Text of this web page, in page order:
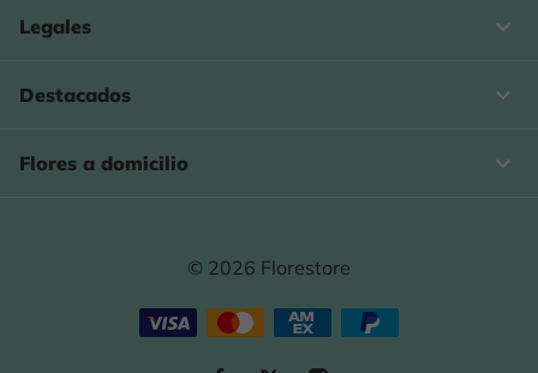
Legales 
Destacados 
Flores a domicilio 
© 2026 Florestore